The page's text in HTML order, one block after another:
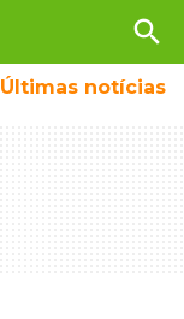
search
Últimas notícias